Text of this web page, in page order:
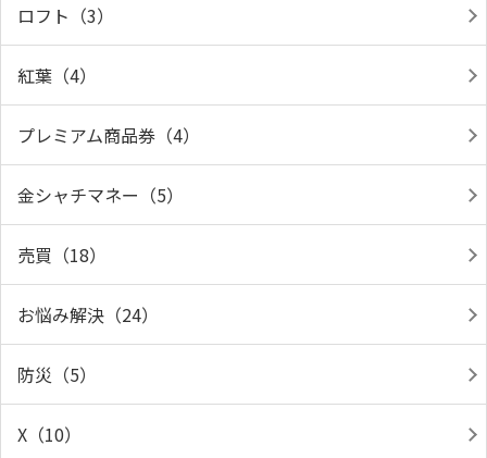
ロフト（3）
紅葉（4）
プレミアム商品券（4）
金シャチマネー（5）
売買（18）
お悩み解決（24）
防災（5）
X（10）